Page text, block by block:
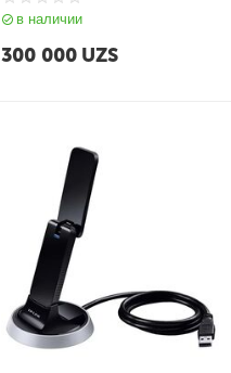
в наличии
300 000 UZS